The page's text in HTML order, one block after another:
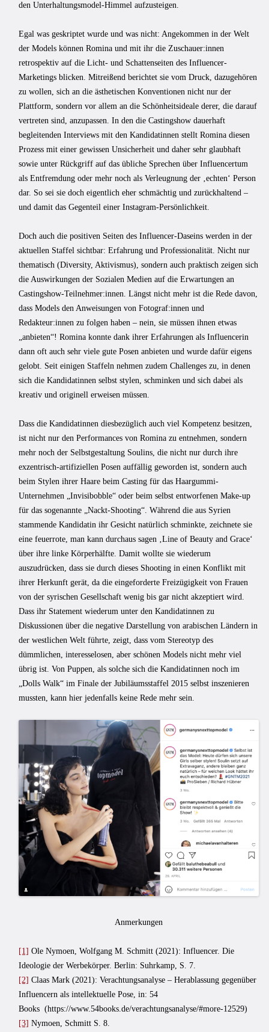
den Unterhaltungsmodel-Himmel aufzusteigen.
Egal was geskriptet wurde und was nicht: Angekommen in der Welt
der Models können Romina und mit ihr die Zuschauer:innen
retrospektiv auf die Licht- und Schattenseiten des Influencer-
Marketings blicken. Mitreißend berichtet sie vom Druck, dazugehören
zu wollen, sich an die ästhetischen Konventionen nicht nur der
Plattform, sondern vor allem an die Schönheitsideale derer, die darauf
vertreten sind, anzupassen. In den die Castingshow dauerhaft
begleitenden Interviews mit den Kandidatinnen stellt Romina diesen
Prozess mit einer gewissen Unsicherheit und daher sehr glaubhaft
sowie unter Rückgriff auf das übliche Sprechen über Influencertum
als Entfremdung oder mehr noch als Verleugnung der ‚echten‘ Person
dar. So sei sie doch eigentlich eher schmächtig und zurückhaltend –
und damit das Gegenteil einer Instagram-Persönlichkeit.
Doch auch die positiven Seiten des Influencer-Daseins werden in der
aktuellen Staffel sichtbar: Erfahrung und Professionalität. Nicht nur
thematisch (Diversity, Aktivismus), sondern auch praktisch zeigen sich
die Auswirkungen der Sozialen Medien auf die Erwartungen an
Castingshow-Teilnehmer:innen. Längst nicht mehr ist die Rede davon,
dass Models den Anweisungen von Fotograf:innen und
Redakteur:innen zu folgen haben – nein, sie müssen ihnen etwas
„anbieten“! Romina konnte dank ihrer Erfahrungen als Influencerin
dann oft auch sehr viele gute Posen anbieten und wurde dafür eigens
gelobt. Seit einigen Staffeln nehmen zudem Challenges zu, in denen
sich die Kandidatinnen selbst stylen, schminken und sich dabei als
kreativ und originell erweisen müssen.
Dass die Kandidatinnen diesbezüglich auch viel Kompetenz besitzen,
ist nicht nur den Performances von Romina zu entnehmen, sondern
mehr noch der Selbstgestaltung Soulins, die nicht nur durch ihre
exzentrisch-artifiziellen Posen auffällig geworden ist, sondern auch
beim Stylen ihrer Haare beim Casting für das Haargummi-
Unternehmen „Invisibobble“ oder beim selbst entworfenen Make-up
für das sogenannte „Nackt-Shooting“. Während die aus Syrien
stammende Kandidatin ihr Gesicht natürlich schminkte, zeichnete sie
eine feuerrote, man kann durchaus sagen ‚Line of Beauty and Grace‘
über ihre linke Körperhälfte. Damit wollte sie wiederum
auszudrücken, dass sie durch dieses Shooting in einen Konflikt mit
ihrer Herkunft gerät, da die eingeforderte Freizügigkeit von Frauen
von der syrischen Gesellschaft wenig bis gar nicht akzeptiert wird.
Dass ihr Statement wiederum unter den Kandidatinnen zu
Diskussionen über die negative Darstellung von arabischen Ländern in
der westlichen Welt führte, zeigt, dass vom Stereotyp des
dümmlichen, interesselosen, aber schönen Models nicht mehr viel
übrig ist. Von Puppen, als solche sich die Kandidatinnen noch im
„Dolls Walk“ im Finale der Jubiläumsstaffel 2015 selbst inszenieren
mussten, kann hier jedenfalls keine Rede mehr sein.
Anmerkungen
[1] Ole Nymoen Wolfgang M. Schmitt (2021): Influencer. Die
Ideologie der Werbekörper. Berlin: Suhrkamp, S. 7.
[2] Claas Mark (2021): Verachtungsanalyse – Herablassung gegenüber
Influencern als intellektuelle Pose, in: 54
Books (https://www.54books.de/verachtungsanalyse/#more-12529)
[3] Nymoen, Schmitt S. 8.